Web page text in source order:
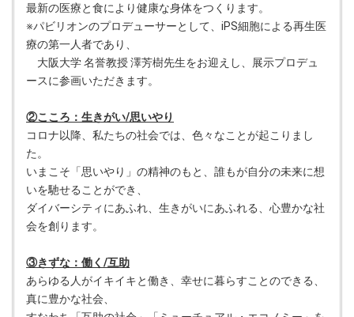
最新の医療と食により健康な身体をつくります。
※パビリオンのプロデューサーとして、iPS細胞による再生医
療の第一人者であり、
大阪大学 名誉教授 澤芳樹先生をお迎えし、展示プロデュ
ースに参画いただきます。
②こころ：生きがい/思いやり
コロナ以降、私たちの社会では、色々なことが起こりまし
た。
いまこそ「思いやり」の精神のもと、誰もが自分の未来に想
いを馳せることができ、
ダイバーシティにあふれ、生きがいにあふれる、心豊かな社
会を創ります。
③きずな：働く/互助
あらゆる人がイキイキと働き、幸せに暮らすことのできる、
真に豊かな社会、